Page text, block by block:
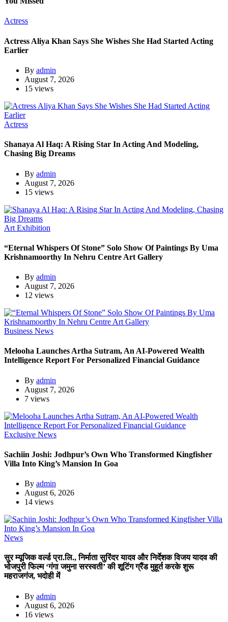
Actress
Actress Aliya Khan Says She Wishes She Had Started Acting
Earlier
By admin
August 7, 2026
15 views
Actress
Shanaya Al Haq: A Rising Star In Acting And Modeling,
Chasing Big Dreams
By admin
August 7, 2026
15 views
Art Exhibition
“Eternal Whispers Of Stone” Solo Show Of Paintings By Uma
Krishnamoorthy In Nehru Centre Art Gallery
By admin
August 7, 2026
12 views
Business News
Melooha Launches Artha Sutram, An AI-Powered Wealth
Intelligence Report For Personalized Financial Guidance
By admin
August 7, 2026
7 views
Exclusive News
Sachiin Joshi: Jodhpur’s Own Who Transformed Kingfisher
Villa Into King’s Mansion In Goa
By admin
August 6, 2026
14 views
News
सुर म्यूजिक वर्ल्ड प्रा.लि., निर्माता सुरिंदर यादव और निर्देशक विजय यादव की
भोजपुरी फिल्म ‘गंगा जमुना सरस्वती’ की शूटिंग ग्रैंड मुहूर्त करके शुरू
महराजगंज, भदोही में
By admin
August 6, 2026
16 views